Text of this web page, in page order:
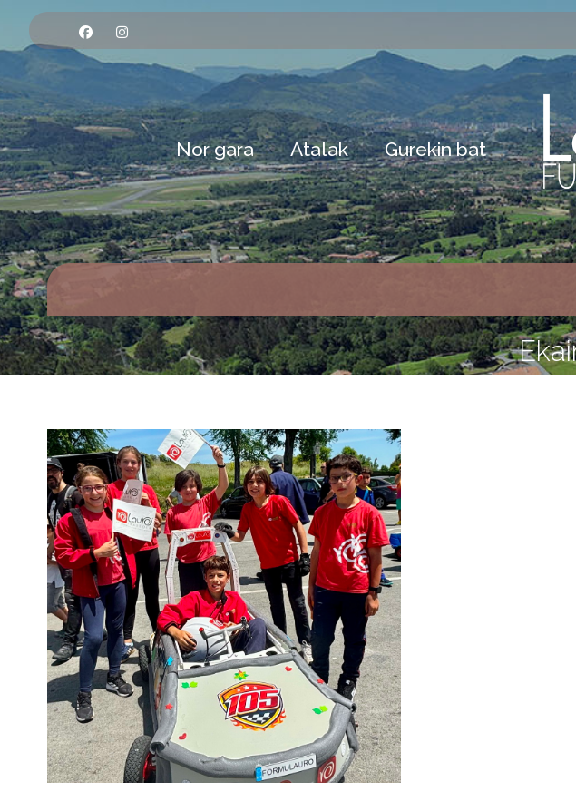
Nor gara Atalak Gurekin bat